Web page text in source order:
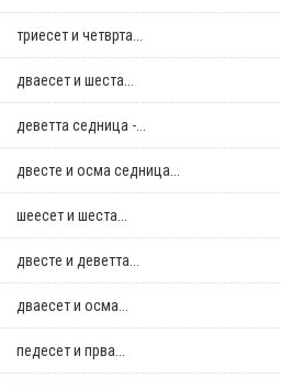
триесет и четврта...
дваесет и шеста...
деветта седница -...
двестe и осма седница...
шеесет и шеста...
двестe и деветта...
дваесет и осма...
педесет и прва...